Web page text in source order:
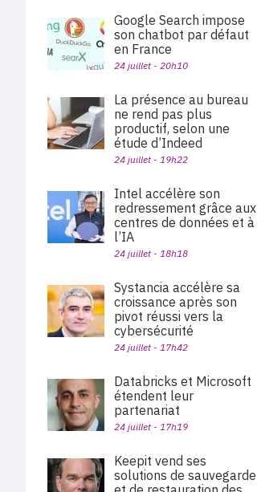
Google Search impose
son chatbot par défaut
en France
24 juillet - 20h10
La présence au bureau
ne rend pas plus
productif, selon une
étude d’Indeed
24 juillet - 19h22
Intel accélère son
redressement grâce aux
centres de données et à
l’IA
24 juillet - 18h18
Systancia accélère sa
croissance après son
pivot réussi vers la
cybersécurité
24 juillet - 17h42
Databricks et Microsoft
étendent leur
partenariat
24 juillet - 17h19
Keepit vend ses
solutions de sauvegarde